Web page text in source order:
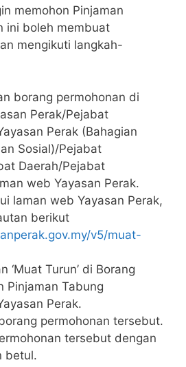
memohon Pinjaman
ini boleh membuat
mengikuti langkah-
borang permohonan di
Perak/Pejabat
Perak (Bahagian
Sosial)/Pejabat
Daerah/Pejabat
web Yayasan Perak.
laman web Yayasan Perak,
berikut
v5/muat-
‘Muat Turun’ di Borang
Pinjaman Tabung
Perak.
permohonan tersebut.
tersebut dengan
betul.